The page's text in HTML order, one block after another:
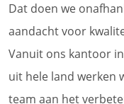
Dat doen we
aandacht voor
Vanuit ons kantoor
uit hele land werken
team aan het